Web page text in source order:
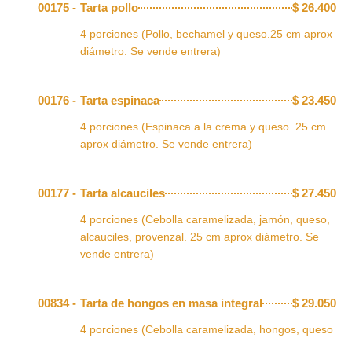
00175 - Tarta pollo $26.400
4 porciones (Pollo, bechamel y queso.25 cm aprox
diámetro. Se vende entrera)
00176 - Tarta espinaca $23.450
4 porciones (Espinaca a la crema y queso. 25 cm
aprox diámetro. Se vende entrera)
00177 - Tarta alcauciles $27.450
4 porciones (Cebolla caramelizada, jamón, queso,
alcauciles, provenzal. 25 cm aprox diámetro. Se
vende entrera)
00834 - Tarta de hongos en masa integral $29.050
4 porciones (Cebolla caramelizada, hongos, queso